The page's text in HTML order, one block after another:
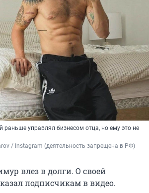
управлял бизнесом отца, но ему это не
/ Instagram (деятельность запрещена в РФ)
влез в долги. О своей
подписчикам в видео.